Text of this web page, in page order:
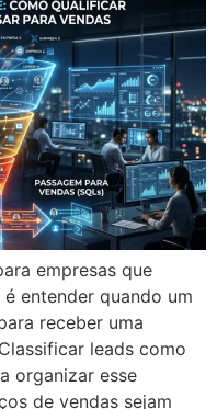
empresas que
entender quando um
receber uma
leads como
organizar esse
de vendas sejam